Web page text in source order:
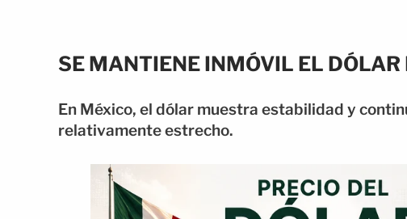
SE MANTIENE INMÓVIL EL
En México, el dólar muestra estabilidad y
relativamente estrecho.